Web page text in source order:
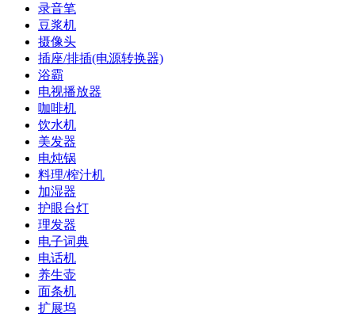
录音笔
豆浆机
摄像头
插座/排插(电源转换器)
浴霸
电视播放器
咖啡机
饮水机
美发器
电炖锅
料理/榨汁机
加湿器
护眼台灯
理发器
电子词典
电话机
养生壶
面条机
扩展坞